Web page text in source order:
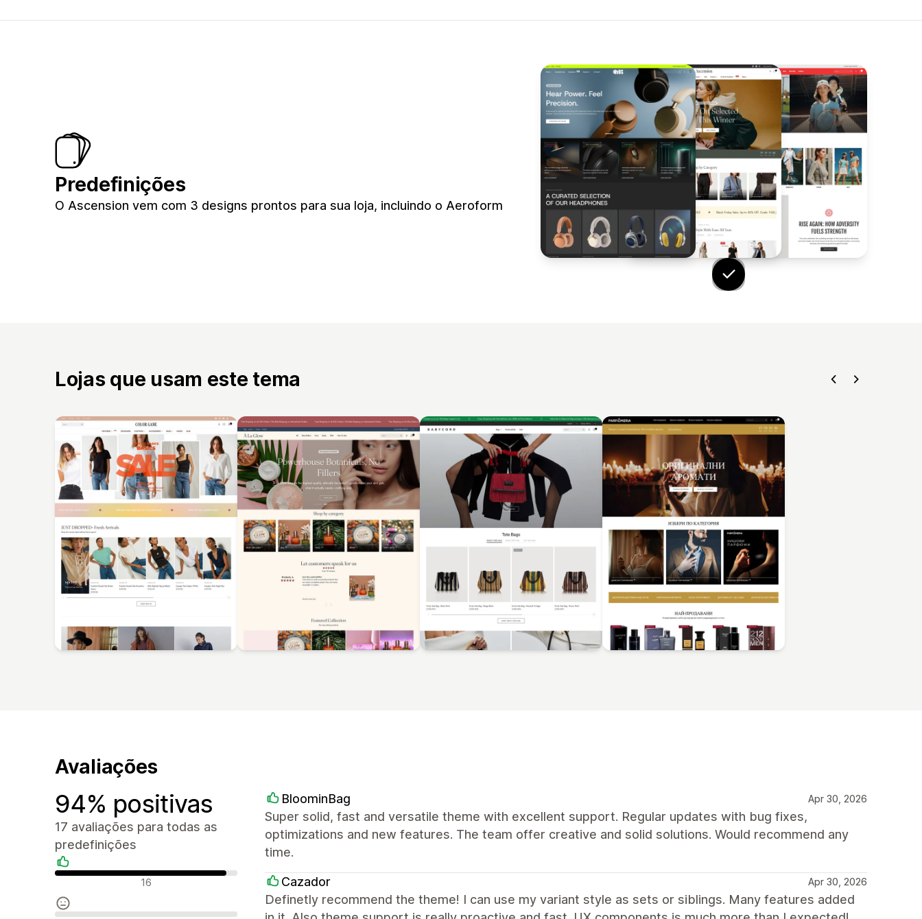
Predefinições
O Ascension vem com 3 designs prontos para sua loja, incluindo o Aeroform
Lojas que usam este tema
Avaliações
94% positivas
17 avaliações para todas as
predefinições
Avaliações positivas
16
BloominBag Apr 30, 2026
Super solid, fast and versatile theme with excellent support. Regular updates with bug fixes,
optimizations and new features. The team offer creative and solid solutions. Would recommend any
time.
Cazador Apr 30, 2026
Definetly recommend the theme! I can use my variant style as sets or siblings. Many features added